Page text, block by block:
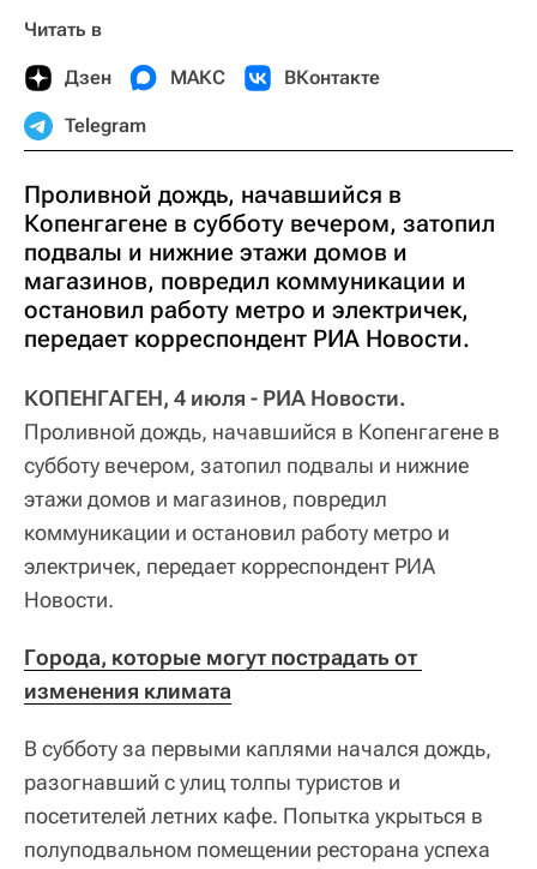
Читать в
Дзен МАКС ВКонтакте
Telegram
Проливной дождь, начавшийся в
Копенгагене в субботу вечером, затопил
подвалы и нижние этажи домов и
магазинов, повредил коммуникации и
остановил работу метро и электричек,
передает корреспондент РИА Новости.
КОПЕНГАГЕН, 4 июля - РИА Новости.
Проливной дождь, начавшийся в Копенгагене в
субботу вечером, затопил подвалы и нижние
этажи домов и магазинов, повредил
коммуникации и остановил работу метро и
электричек, передает корреспондент РИА
Новости.
Города, которые могут пострадать от
изменения климата
В субботу за первыми каплями начался дождь,
разогнавший с улиц толпы туристов и
посетителей летних кафе. Попытка укрыться в
полуподвальном помещении ресторана успеха